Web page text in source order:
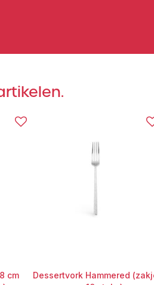
cm
Dessertvork Hammered